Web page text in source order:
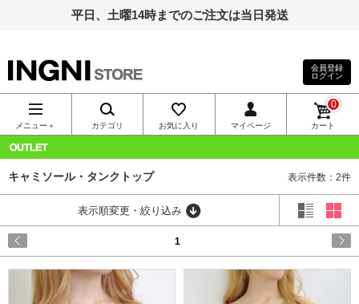
平日、土曜14時までのご注文は当日発送
INGNI（イン
グ）公式通
販｜INGNI
STORE
会員登録
ログイン
メニュー＋ カテゴリ お気に入り マイページ カート
0
OUTLET
キャミソール・タンクトップ 表示件数：2件
表示順変更・絞り込み
1